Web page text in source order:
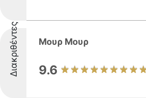
Διακριθέντες Μουρ Μουρ
9.6